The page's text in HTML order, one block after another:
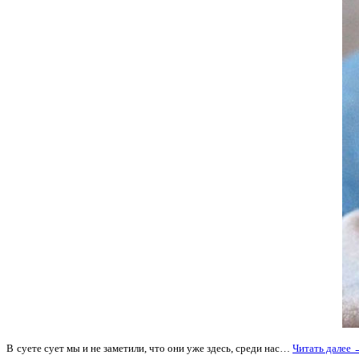
В суете сует мы и не заметили, что они уже здесь, среди нас… Читать далее